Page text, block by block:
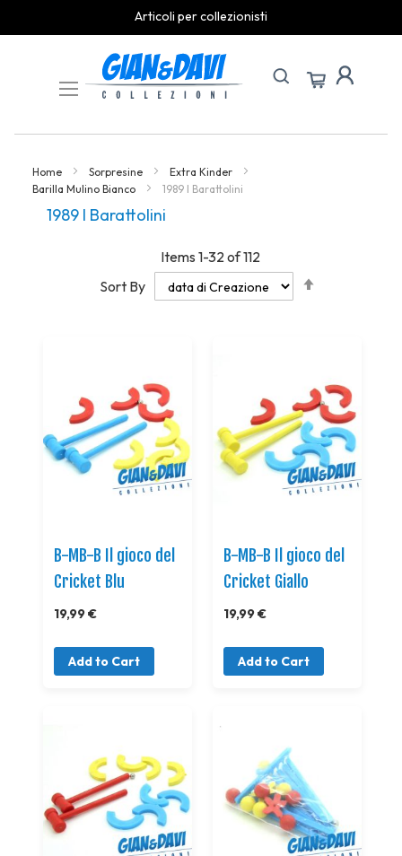
Articoli per collezionisti
Content
Home Sorpresine
Extra Kinder
Barilla Mulino Bianco
1989 I Barattolini
1989 I Barattolini
Items 1-32of112
Sort By
B-MB-B Il gioco del
Cricket Blu
19,99 €
Add to Cart
B-MB-B Il gioco del
Cricket Giallo
19,99 €
Add to Cart